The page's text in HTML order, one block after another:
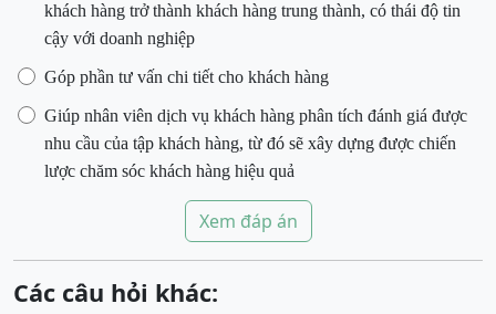
khách hàng trở thành khách hàng trung thành, có thái độ tin
cậy với doanh nghiệp
Góp phần tư vấn chi tiết cho khách hàng
Giúp nhân viên dịch vụ khách hàng phân tích đánh giá được
nhu cầu của tập khách hàng, từ đó sẽ xây dựng được chiến
lược chăm sóc khách hàng hiệu quả
Xem đáp án
Các câu hỏi khác: